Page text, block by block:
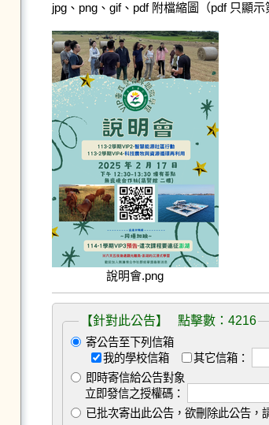
jpg、png、gif、pdf 附檔縮圖（pdf 只顯示
說明會.png
【針對此公告】 點擊數：4216
寄公告至下列信箱
我的學校信箱
其它信箱：
即時寄信給公告對象
立即發信之授權碼：
已批次寄出此公告，欲刪除此公告，